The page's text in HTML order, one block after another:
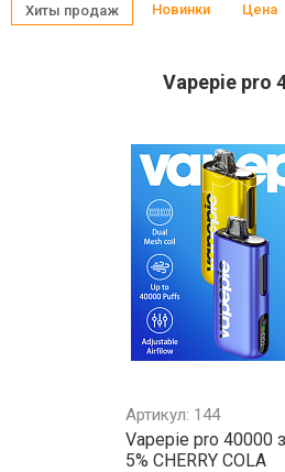
Хиты продаж Новинки Цена
Vapepie pro
Артикул: 144
Vapepie pro 40000
5% CHERRY COLA